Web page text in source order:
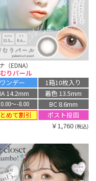
（EDNA）
りパール
ワンデー
1箱10枚入り
14.2mm
着色 13.5mm
〜-8.00
BC 8.6mm
めて割引
ポスト投函
￥1,760 (税込)